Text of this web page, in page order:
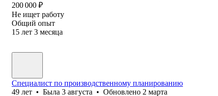
200 000 ₽
Не ищет работу
Общий опыт
15 лет 3 месяца
Специалист по производственному планированию
49 лет • Была 3 августа • Обновлено 2 марта